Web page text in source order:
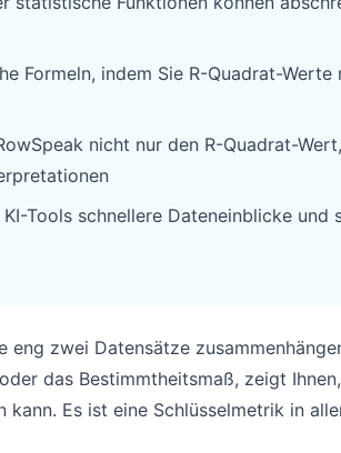
Formeln, indem Sie R-Quadrat-Werte
nicht nur den R-Quadrat-
Tools schnellere Dateneinblicke und
eng zwei Datensätze
das Bestimmtheitsmaß, zeigt
Es ist eine Schlüsselmetrik in